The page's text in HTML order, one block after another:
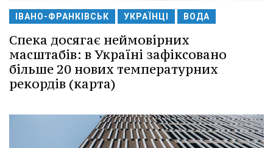
ІВАНО-ФРАНКІВСЬК УКРАЇНЦІ ВОДА
Спека досягає неймовірних
масштабів: в Україні зафіксовано
більше 20 нових температурних
рекордів (карта)